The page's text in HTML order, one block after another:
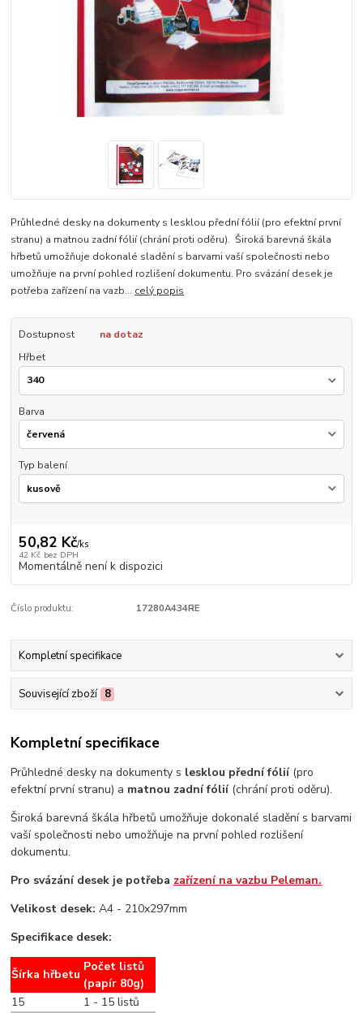
Průhledné desky na dokumenty s lesklou přední fólií (pro efektní první
stranu) a matnou zadní fólií (chrání proti oděru). Široká barevná škála
hřbetů umožňuje dokonalé sladění s barvami vaší společnosti nebo
umožňuje na první pohled rozlišení dokumentu. Pro svázání desek je
potřeba zařízení na vazb... celý popis
Dostupnost
na dotaz
Hřbet
Barva
Typ balení
50,82 Kč/ks
42 Kč bez DPH
Momentálně není k dispozici
Číslo produktu: 17280A434RE
Kompletní specifikace
Související zboží 8
Kompletní specifikace
Průhledné desky na dokumenty s lesklou přední fólií (pro
efektní první stranu) a matnou zadní fólií(chrání proti oděru).
Široká barevná škála hřbetů umožňuje dokonalé sladění s barvami
vaší společnosti nebo umožňuje na první pohled rozlišení
dokumentu.
Pro svázání desek je potřeba zařízení na vazbu Peleman.
Velikost desek: A4 - 210x297mm
Specifikace desek:
Šírka hřbetu
Počet listů
(papír 80g)
15
1 - 15 listů